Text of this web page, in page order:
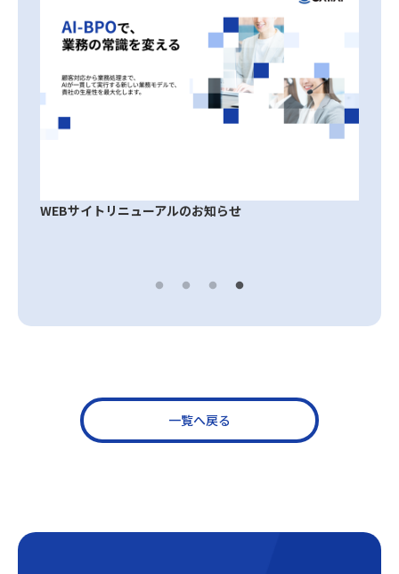
WEBサイトリニューアルのお知らせ
一覧へ戻る